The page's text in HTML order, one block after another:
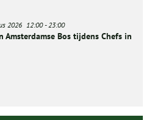
2026 12:00-23:00
Bos tijdens Chefs in